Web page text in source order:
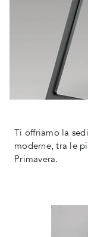
Ti offriamo la
moderne, tra le
Primavera.